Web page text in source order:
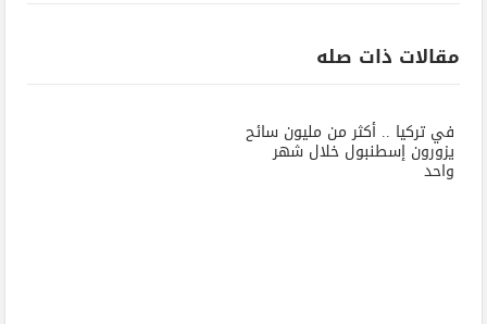
مقالات ذات صله
في تركيا .. أكثر من مليون سائح
يزورون إسطنبول خلال شهر
واحد